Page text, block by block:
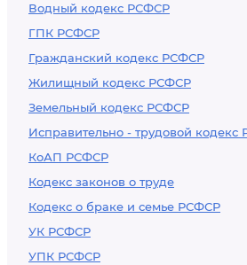
Водный кодекс РСФСР
ГПК РСФСР
Гражданский кодекс РСФСР
Жилищный кодекс РСФСР
Земельный кодекс РСФСР
Исправительно - трудовой кодекс
КоАП РСФСР
Кодекс законов о труде
Кодекс о браке и семье РСФСР
УК РСФСР
УПК РСФСР